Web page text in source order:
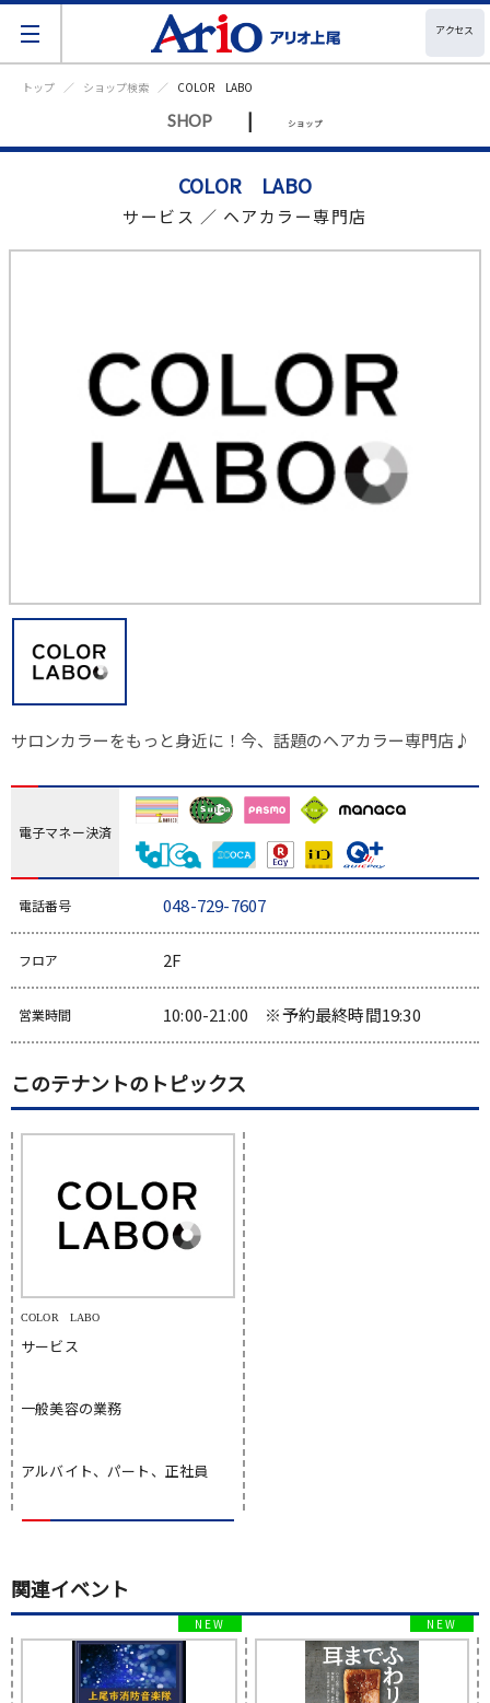
アクセス
トップ ショップ検索 COLOR LABO
SHOP | ショップ
COLOR LABO
サービス ／ ヘアカラー専門店
サロンカラーをもっと身近に！今、話題のヘアカラー専門店♪
電子マネー決済
電話番号 048-729-7607
フロア 2F
営業時間 10:00-21:00 ※予約最終時間19:30
このテナントのトピックス
COLOR LABO
サービス
一般美容の業務
アルバイト、パート、正社員
関連イベント